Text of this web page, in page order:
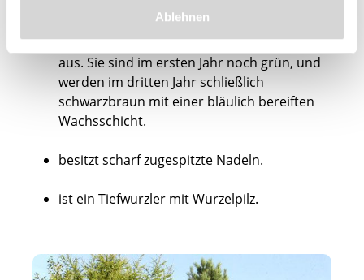
Ablehnen
den gelblichen Blüten. Die kleinen Zapfen
bilden sich im Herbst und reifen 3 Jahre lang
aus. Sie sind im ersten Jahr noch grün, und
werden im dritten Jahr schließlich
schwarzbraun mit einer bläulich bereiften
Wachsschicht.
besitzt scharf zugespitzte Nadeln.
ist ein Tiefwurzler mit Wurzelpilz.